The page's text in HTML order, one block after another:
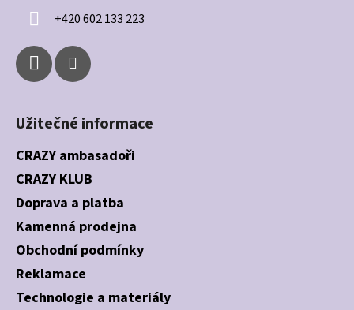
+420 602 133 223
Užitečné informace
CRAZY ambasadoři
CRAZY KLUB
Doprava a platba
Kamenná prodejna
Obchodní podmínky
Reklamace
Technologie a materiály